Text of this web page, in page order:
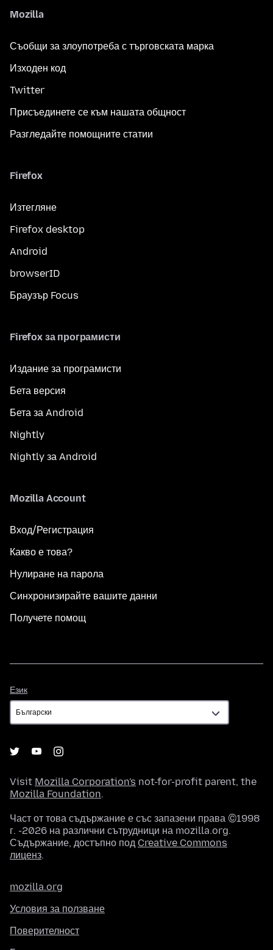
Mozilla
Съобщи за злоупотреба с търговската марка
Изходен код
Twitter
Присъединете се към нашата общност
Разгледайте помощните статии
Firefox
Изтегляне
Firefox desktop
Android
browserID
Браузър Focus
Firefox за програмисти
Издание за програмисти
Бета версия
Бета за Android
Nightly
Nightly за Android
Mozilla Account
Вход/Регистрация
Какво е това?
Нулиране на парола
Синхронизирайте вашите данни
Получете помощ
Език
Visit Mozilla Corporation's not-for-profit parent, the
Mozilla Foundation.
Част от това съдържание е със запазени права ©1998
г. -2026 на различни сътрудници на mozilla.org.
Съдържание, достъпно под Creative Commons
лиценз.
mozilla.org
Условия за ползване
Поверителност